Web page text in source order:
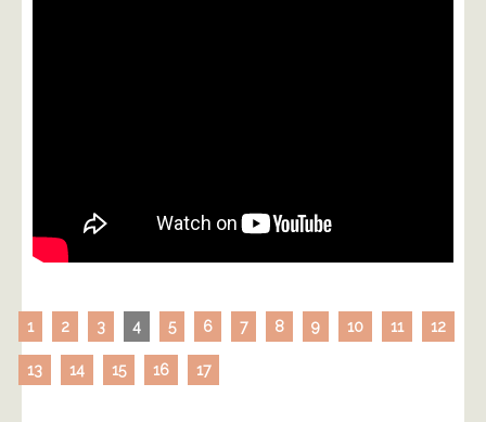
1 2 3 4 5 6 7 8 9 10 11 12
13 14 15 16 17